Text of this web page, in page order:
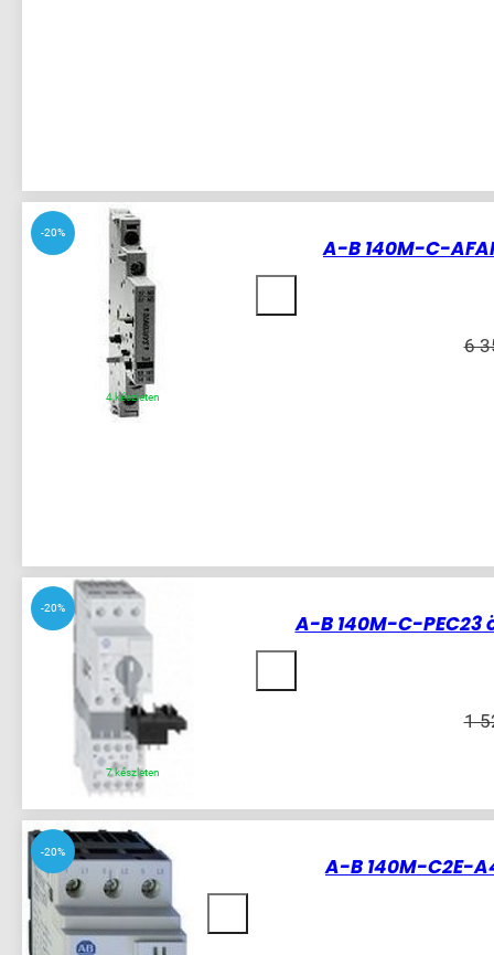
4 készleten
-20%
A-B 140M-C-
6
7 készleten
-20%
A-B 140M-C-PEC23
1
-20%
A-B 140M-C2E-